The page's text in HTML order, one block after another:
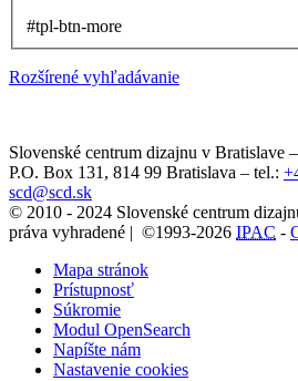
#tpl-btn-more
Rozšírené vyhľadávanie
Slovenské centrum dizajnu v Bratislave –
P.O. Box 131, 814 99 Bratislava – tel.:
scd@scd.sk
© 2010 - 2024 Slovenské centrum
práva vyhradené | ©1993-2026 IPAC -
Mapa stránok
Prístupnosť
Súkromie
Modul OpenSearch
Napíšte nám
Nastavenie cookies